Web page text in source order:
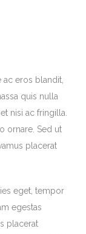
eros blandit,
quis nulla
nisi ac fringilla.
ornare. Sed ut
placerat
eget, tempor
egestas
placerat